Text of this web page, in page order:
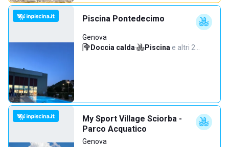
Piscina Pontedecimo
Genova
Doccia calda· Piscina·e altri 2…
My Sport Village Sciorba -
Parco Acquatico
Genova